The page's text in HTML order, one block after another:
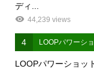
ディ...
44,239 views
4 LOOPパワーシ
LOOPパワーショッ